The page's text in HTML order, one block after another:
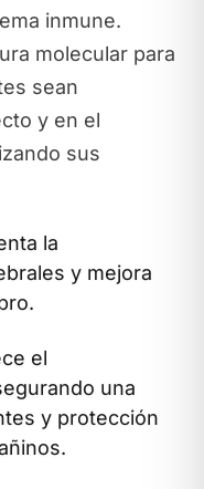
inmune.
molecular para
sean
y en el
sus
la
y mejora
el
una
y protección